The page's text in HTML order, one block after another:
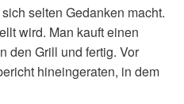
selten Gedanken macht.
wird. Man kauft einen
den Grill und fertig. Vor
hineingeraten, in dem
Traditionelles Köhler-Handwerk